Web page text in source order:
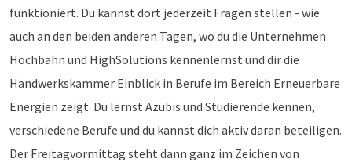
funktioniert. Du kannst dort jederzeit Fragen stellen - wie
auch an den beiden anderen Tagen, wo du die Unternehmen
Hochbahn und HighSolutions kennenlernst und dir die
Handwerkskammer Einblick in Berufe im Bereich Erneuerbare
Energien zeigt. Du lernst Azubis und Studierende kennen,
verschiedene Berufe und du kannst dich aktiv daran beteiligen.
Der Freitagvormittag steht dann ganz im Zeichen von